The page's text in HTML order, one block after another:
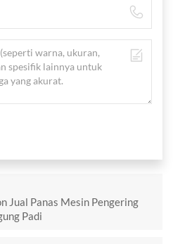
Jual Panas Mesin Pengering
Padi